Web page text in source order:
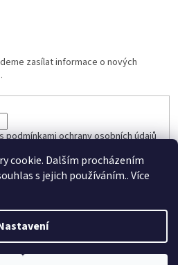
cookie. Dalším procházením
s jejich používáním.. Více
zasílat informace o nových
podmínkami ochrany osobních údajů
Vytvořil Shoptet